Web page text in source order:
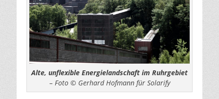
Alte, unflexible Energielandschaft im Ruhrgebiet
– Foto © Gerhard Hofmann für Solarify